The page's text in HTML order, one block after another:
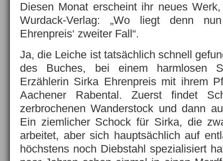
Diesen Monat erscheint ihr neues
Wurdack-Verlag: „Wo liegt denn
Ehrenpreis‘ zweiter Fall“.
Ja, die Leiche ist tatsächlich schnell
des Buches, bei einem harmlosen
Erzählerin Sirka Ehrenpreis mit ihrem
Aachener Rabental. Zuerst findet
zerbrochenen Wanderstock und dann
Ein ziemlicher Schock für Sirka, die
arbeitet, aber sich hauptsächlich auf
höchstens noch Diebstahl spezialisiert